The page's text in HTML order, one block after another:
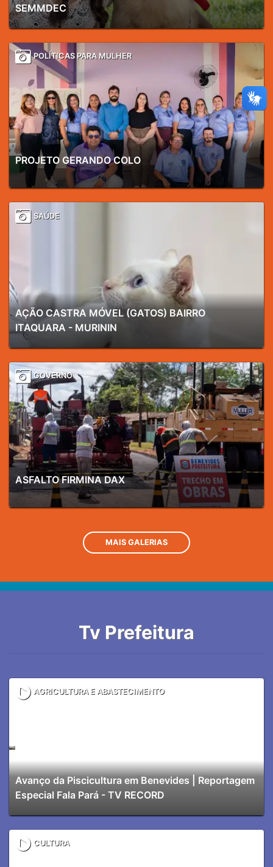
SEMMDEC
POLÍTICAS PARA MULHER
PROJETO GERANDO COLO
SAÚDE
AÇÃO CASTRA MÓVEL (GATOS) BAIRRO
ITAQUARA - MURININ
GOVERNO
ASFALTO FIRMINA DAX
MAIS GALERIAS
Tv Prefeitura
AGRICULTURA E ABASTECIMENTO
Avanço da Piscicultura em Benevides | Reportagem
Especial Fala Pará - TV RECORD
CULTURA